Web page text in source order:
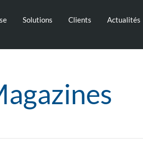
Solutions Clients Actualités